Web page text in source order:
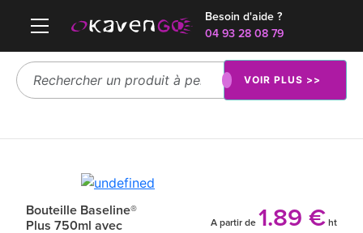
Besoin d'aide ?
04 93 28 08 79
VOIR PLUS >>
Bouteille Baseline®
Plus 750ml avec
A partir de 1.89 € ht